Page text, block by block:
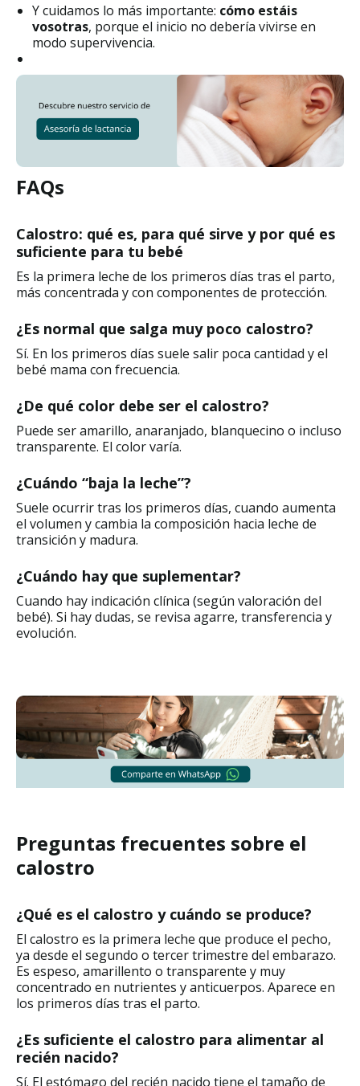
Y cuidamos lo más importante: cómo estáis
vosotras, porque el inicio no debería vivirse en
modo supervivencia.
FAQs
Calostro: qué es, para qué sirve y por qué es
suficiente para tu bebé
Es la primera leche de los primeros días tras el parto,
más concentrada y con componentes de protección.
¿Es normal que salga muy poco calostro?
Sí. En los primeros días suele salir poca cantidad y el
bebé mama con frecuencia.
¿De qué color debe ser el calostro?
Puede ser amarillo, anaranjado, blanquecino o incluso
transparente. El color varía.
¿Cuándo “baja la leche”?
Suele ocurrir tras los primeros días, cuando aumenta
el volumen y cambia la composición hacia leche de
transición y madura.
¿Cuándo hay que suplementar?
Cuando hay indicación clínica (según valoración del
bebé). Si hay dudas, se revisa agarre, transferencia y
evolución.
Preguntas frecuentes sobre el
calostro
¿Qué es el calostro y cuándo se produce?
El calostro es la primera leche que produce el pecho,
ya desde el segundo o tercer trimestre del embarazo.
Es espeso, amarillento o transparente y muy
concentrado en nutrientes y anticuerpos. Aparece en
los primeros días tras el parto.
¿Es suficiente el calostro para alimentar al
recién nacido?
Sí. El estómago del recién nacido tiene el tamaño de